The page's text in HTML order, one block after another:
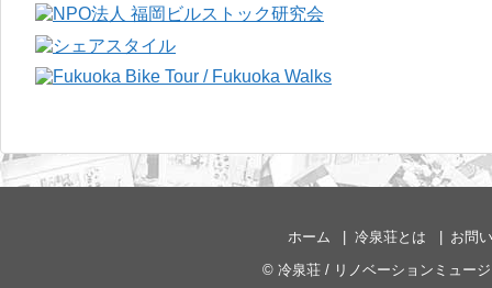
ホーム 冷泉荘とは
お問
© 冷泉荘 / リノベーションミュー